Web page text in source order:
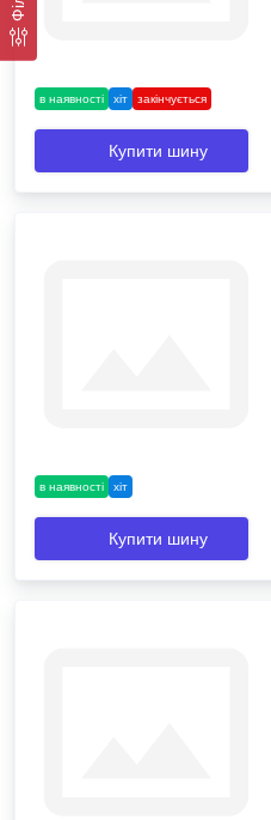
в наявності хіт закінчується
Купити шину
в наявності хіт
Купити шину